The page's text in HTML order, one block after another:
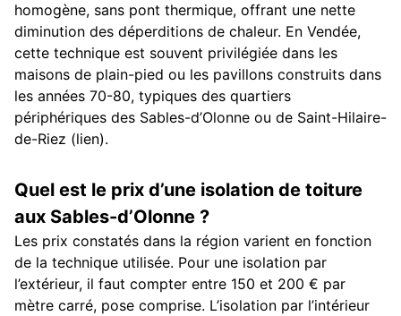
homogène, sans pont thermique, offrant une nette
diminution des déperditions de chaleur. En Vendée,
cette technique est souvent privilégiée dans les
maisons de plain-pied ou les pavillons construits dans
les années 70-80, typiques des quartiers
périphériques des Sables-d’Olonne ou de Saint-Hilaire-
de-Riez (lien).
Quel est le prix d’une isolation de toiture
aux Sables-d’Olonne ?
Les prix constatés dans la région varient en fonction
de la technique utilisée. Pour une isolation par
l’extérieur, il faut compter entre 150 et 200 € par
mètre carré, pose comprise. L’isolation par l’intérieur